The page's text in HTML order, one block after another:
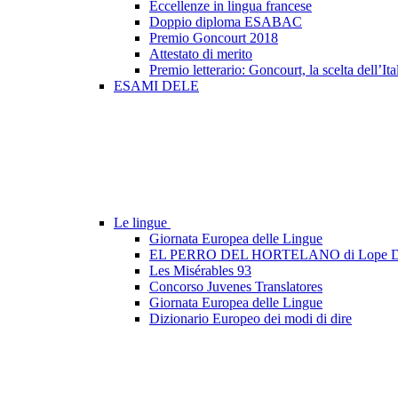
Eccellenze in lingua francese
Doppio diploma ESABAC
Premio Goncourt 2018
Attestato di merito
Premio letterario: Goncourt, la scelta
ESAMI DELE
Le lingue
Giornata Europea delle Lingue
EL PERRO DEL HORTELANO di Lope
Les Misérables 93
Concorso Juvenes Translatores
Giornata Europea delle Lingue
Dizionario Europeo dei modi di dire